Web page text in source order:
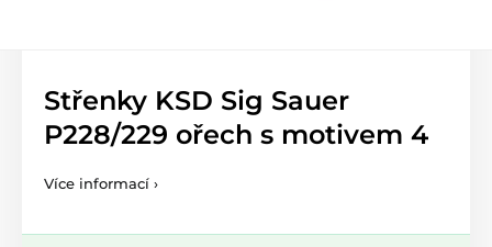
Střenky KSD Sig Sauer
P228/229 ořech s motivem 4
Více informací ›